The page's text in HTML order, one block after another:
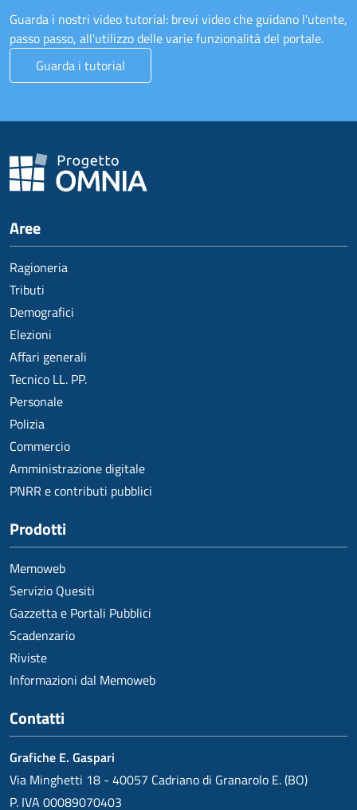
Guarda i nostri video tutorial: brevi video che guidano l'utente,
passo passo, all'utilizzo delle varie funzionalità del portale.
Guarda i tutorial
Aree
Ragioneria
Tributi
Demografici
Elezioni
Affari generali
Tecnico LL. PP.
Personale
Polizia
Commercio
Amministrazione digitale
PNRR e contributi pubblici
Prodotti
Memoweb
Servizio Quesiti
Gazzetta e Portali Pubblici
Scadenzario
Riviste
Informazioni dal Memoweb
Contatti
Grafiche E. Gaspari
Via Minghetti 18 - 40057 Cadriano di Granarolo E. (BO)
P. IVA 00089070403